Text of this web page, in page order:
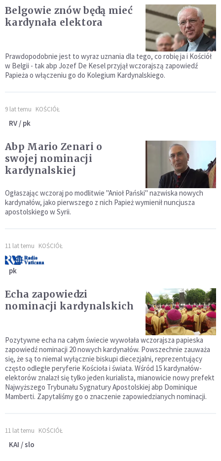
Belgowie znów będą mieć
kardynała elektora
Prawdopodobnie jest to wyraz uznania dla tego, co robię ja i Kościół
w Belgii - tak abp Jozef De Kesel przyjął wczorajszą zapowiedź
Papieża o włączeniu go do Kolegium Kardynalskiego.
9 lat temu KOŚCIÓŁ
RV / pk
Abp Mario Zenari o
swojej nominacji
kardynalskiej
Ogłaszając wczoraj po modlitwie "Anioł Pański" nazwiska nowych
kardynałów, jako pierwszego z nich Papież wymienił nuncjusza
apostolskiego w Syrii.
11 lat temu KOŚCIÓŁ
pk
Echa zapowiedzi
nominacji kardynalskich
Pozytywne echa na całym świecie wywołała wczorajsza papieska
zapowiedź nominacji 20 nowych kardynałów. Powszechnie zauważa
się, że są to niemal wyłącznie biskupi diecezjalni, reprezentujący
często odległe peryferie Kościoła i świata. Wśród 15 kardynałów-
elektorów znalazł się tylko jeden kurialista, mianowicie nowy prefekt
Najwyższego Trybunału Sygnatury Apostolskiej abp Dominique
Mamberti. Zapytaliśmy go o znaczenie zapowiedzianych nominacji.
11 lat temu KOŚCIÓŁ
KAI / slo